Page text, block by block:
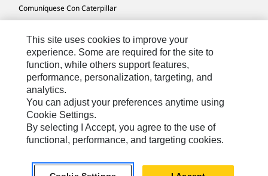
Comuníquese Con Caterpillar
Mapa Del Sitio
Cookie Settings
Avisos Legales
Privacidad
Español
reservados.
This site uses cookies to improve your
experience. Some are required for the site to
function, while others support features,
performance, personalization, targeting, and
analytics.
You can adjust your preferences anytime using
Cookie Settings.
By selecting I Accept, you agree to the use of
functional, performance, and targeting cookies.